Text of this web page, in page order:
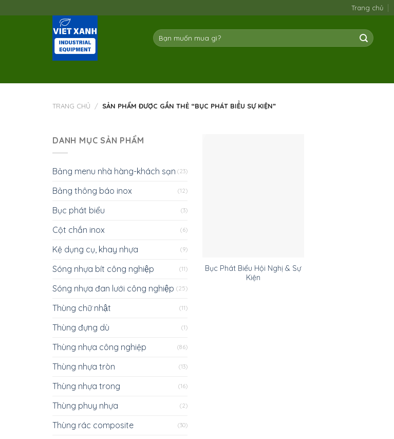
to
Trang chủ
Tìm
kiếm:
TRANG CHỦ / SẢN PHẨM ĐƯỢC GẮN THẺ “BỤC PHÁT BIỂU SỰ KIỆN”
DANH MỤC SẢN PHẨM
Bảng menu nhà hàng-khách sạn (23)
Bảng thông báo inox (12)
Bục phát biểu (3)
Cột chắn inox (6)
Kệ dụng cụ, khay nhựa (9)
Sóng nhựa bít công nghiệp (11)
Sóng nhựa đan lưới công nghiệp (25)
Thùng chữ nhật (11)
Thùng đựng dù (1)
Thùng nhựa công nghiệp (86)
Thùng nhựa tròn (13)
Thùng nhựa trong (16)
Thùng phuy nhựa (2)
Thùng rác composite (30)
Bục Phát Biểu Hội Nghị & Sự
Kiện